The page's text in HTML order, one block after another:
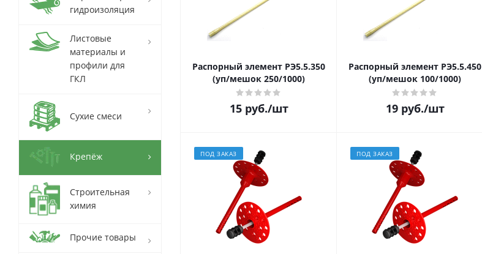
Распорный элемент РЭ5.5.350
(уп/мешок 250/1000)
15руб./шт
Распорный элемент РЭ5.5.450
(уп/мешок 100/1000)
19руб./шт
ПОД ЗАКАЗ ПОД ЗАКАЗ
гидроизоляция
Листовые
материалы и
профили для
ГКЛ
Сухие смеси
Крепёж
Строительная
химия
Прочие товары